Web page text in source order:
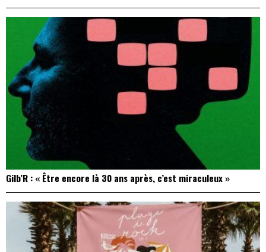
Gilb’R : « Être encore là 30 ans après, c’est miraculeux »